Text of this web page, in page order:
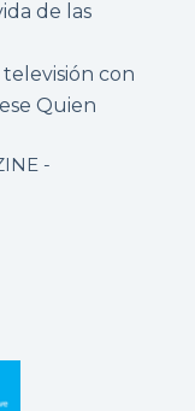
de las
con
Quien
-